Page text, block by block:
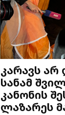
კარავს არ
სანამ
კანონის
ლაზარეს